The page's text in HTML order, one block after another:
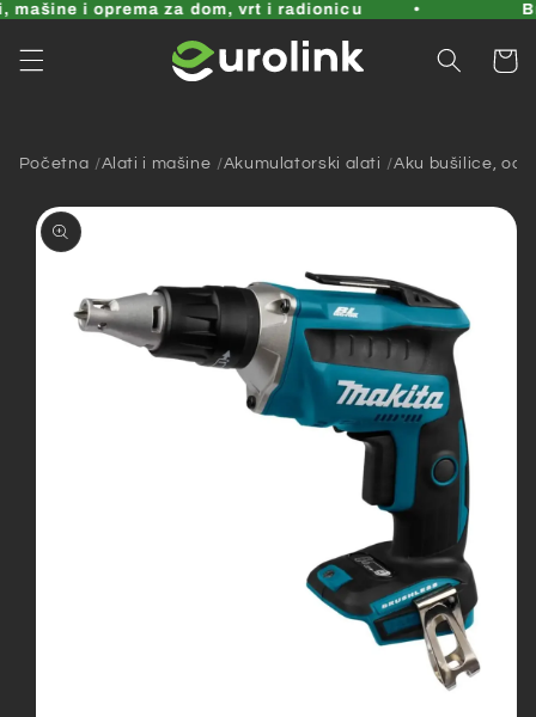
Pređi
sadržaj
i oprema za dom, vrt i radionicu
Korpa
Početna Alati i mašine Akumulatorski alati Aku bušilice,
informacije